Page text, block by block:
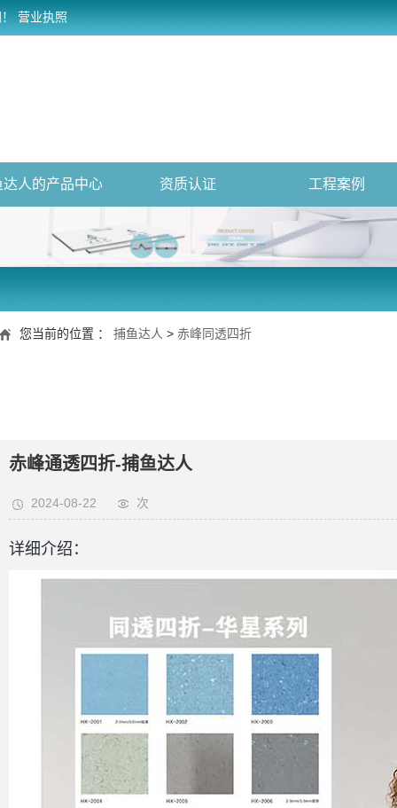
营业执照
达人的产品中心 资质认证 工程案例
您当前的位置 ： 捕鱼达人 > 赤峰同透四折
赤峰通透四折-捕鱼达人
2024-08-22 次
详细介绍：